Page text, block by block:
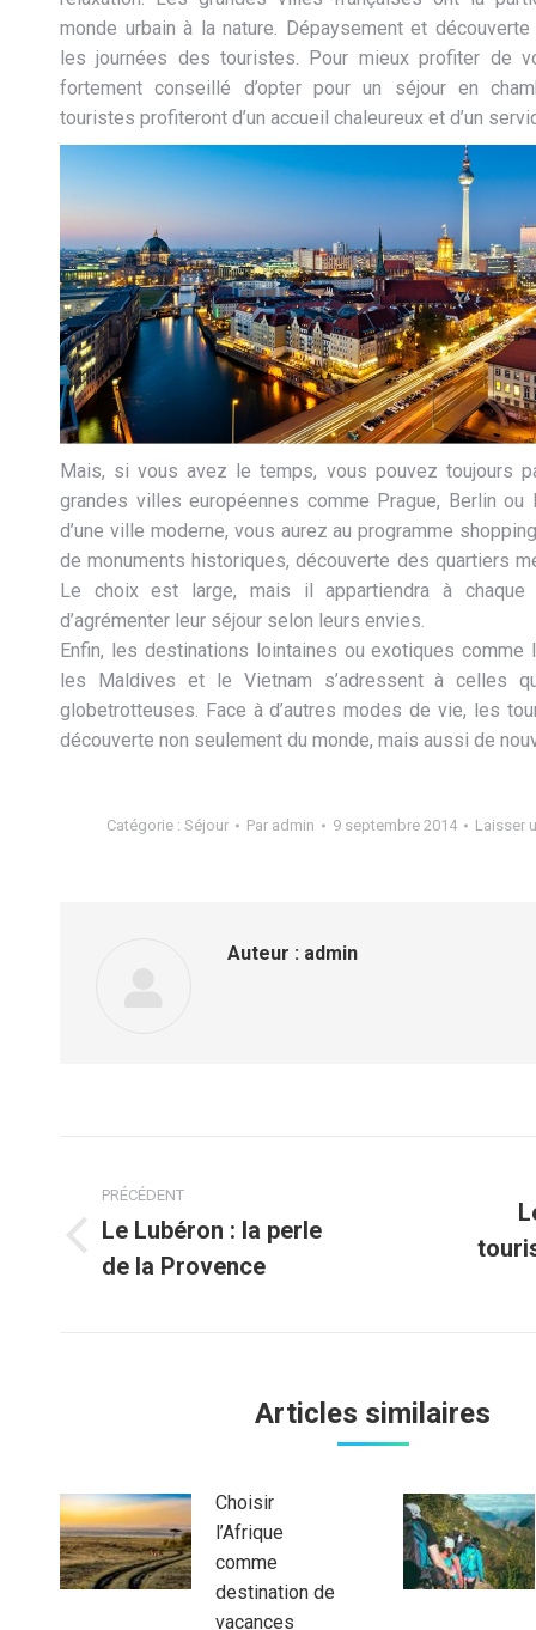
monde urbain à la nature. Dépaysement et
les journées des touristes. Pour mieux profiter de
fortement conseillé d’opter pour un séjour en
touristes profiteront d’un accueil chaleureux et d’un
Mais, si vous avez le temps, vous pouvez toujours
grandes villes européennes comme Prague, Berlin
d’une ville moderne, vous aurez au programme
de monuments historiques, découverte des quartiers
Le choix est large, mais il appartiendra à
d’agrémenter leur séjour selon leurs envies.
Enfin, les destinations lointaines ou exotiques comme
les Maldives et le Vietnam s’adressent à celles
globetrotteuses. Face à d’autres modes de vie, les
découverte non seulement du monde, mais aussi de
Catégorie : Séjour Par admin 9 septembre 2014 Laisser
Auteur : admin
article
PRÉCÉDENT
précédent
Le Lubéron : la perle
de la Provence
Articles similaires
Choisir
l’Afrique
comme
destination de
vacances